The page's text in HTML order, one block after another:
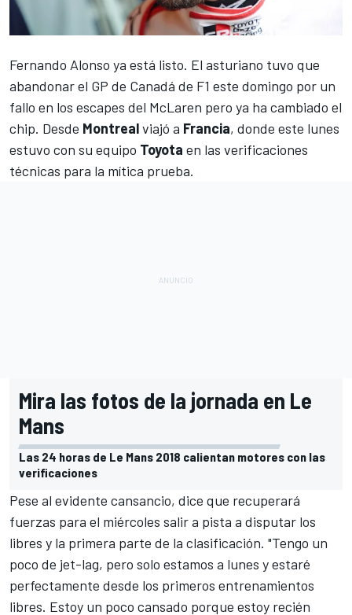
Fernando Alonso ya está listo. El asturiano tuvo que
abandonar el GP de Canadá de F1 este domingo por un
fallo en los escapes del McLaren pero ya ha cambiado el
chip. Desde Montrealviajó a Francia, donde este lunes
estuvo con su equipo Toyota en las verificaciones
técnicas para la mítica prueba.
Mira las fotos de la jornada en Le
Mans
Las 24 horas de Le Mans 2018 calientan motores con las
verificaciones
Pese al evidente cansancio, dice que recuperará
fuerzas para el miércoles salir a pista a disputar los
libres y la primera parte de la clasificación. "Tengo un
poco de jet-lag, pero solo estamos a lunes y estaré
perfectamente desde los primeros entrenamientos
libres. Estoy un poco cansado porque estoy recién